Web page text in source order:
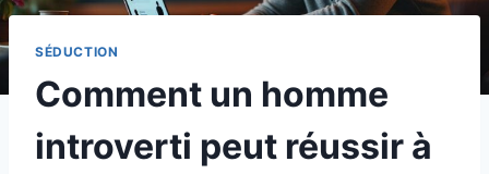
SÉDUCTION
Comment un homme
introverti peut réussir à